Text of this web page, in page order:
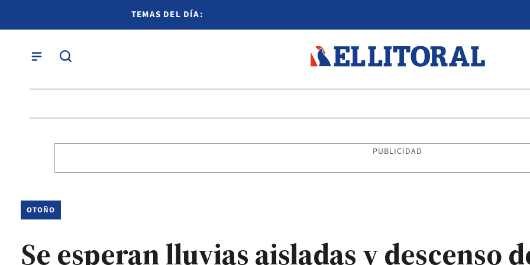
TEMAS DEL DÍA:
PUBLICIDAD
OTOÑO
Se esperan lluvias aisladas y descenso